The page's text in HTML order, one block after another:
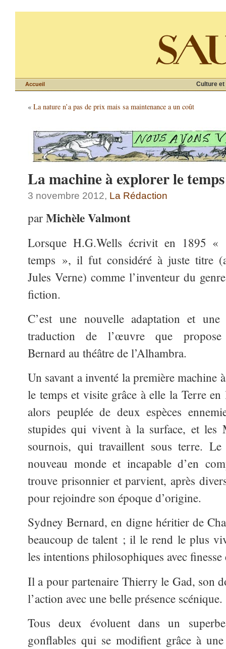
Culture et
Accueil
« La nature n’a pas de prix mais sa maintenance a un coût
La machine à explorer le temps
3 novembre 2012, La Rédaction
parMichèle Valmont
Lorsque H.G.Wells écrivit en 1895
temps », il fut considéré à juste titre
Jules Verne) comme l’inventeur du
fiction.
C’est une nouvelle adaptation et une
traduction de l’œuvre que propose
Bernard au théâtre de l’Alhambra.
Un savant a inventé la première machine
le temps et visite grâce à elle la Terre
alors peuplée de deux espèces
stupides qui vivent à la surface, et les
sournois, qui travaillent sous terre. Le
nouveau monde et incapable d’en
trouve prisonnier et parvient, après
pour rejoindre son époque d’origine.
Sydney Bernard, en digne héritier de
beaucoup de talent ; il le rend le plus
les intentions philosophiques avec
Il a pour partenaire Thierry le Gad, son
l’action avec une belle présence scénique.
Tous deux évoluent dans un
gonflables qui se modifient grâce à